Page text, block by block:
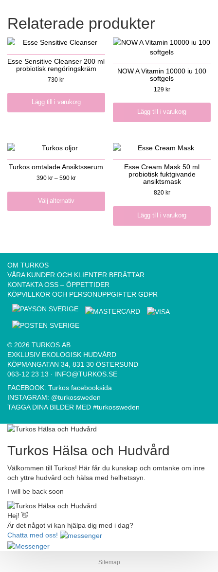
Relaterade produkter
Esse Sensitive Cleanser 200 ml
probiotisk rengöringskräm
730kr
Lägg till i varukorg
NOW A Vitamin 10000 iu 100
softgels
129 kr
Lägg till i varukorg
Turkos omtalade Ansiktsserum
390 kr – 590 kr
Välj alternativ
Esse Cream Mask 50 ml
probiotisk fuktgivande
ansiktsmask
820 kr
Lägg till i varukorg
OM TURKOS
VÅRA KUNDER OCH KLIENTER BERÄTTAR
KONTAKTA OSS – ÖPPETTIDER
KÖPVILLKOR OCH PERSONUPPGIFTER GDPR
© 2026 TURKOS AB
EXKLUSIV EKOLOGISK HUDVÅRD
KÖPMANGATAN 34, 831 30 ÖSTERSUND
063-12 23 13 · INFO@TURKOS.SE
FACEBOOK: Turkos facebooksida
INSTAGRAM: @turkossweden
TAGGA DINA BILDER MED #turkossweden
Turkos Hälsa och Hudvård
Välkommen till Turkos! Här får du kunskap och omtanke om inre
och yttre hudvård och hälsa med helhetssyn.
I will be back soon
Hej! 👋
Är det något vi kan hjälpa dig med i dag?
Chatta med oss!
Sitemap